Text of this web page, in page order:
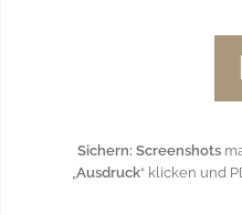
Sichern: Screenshots
„Ausdruck“ klicken und